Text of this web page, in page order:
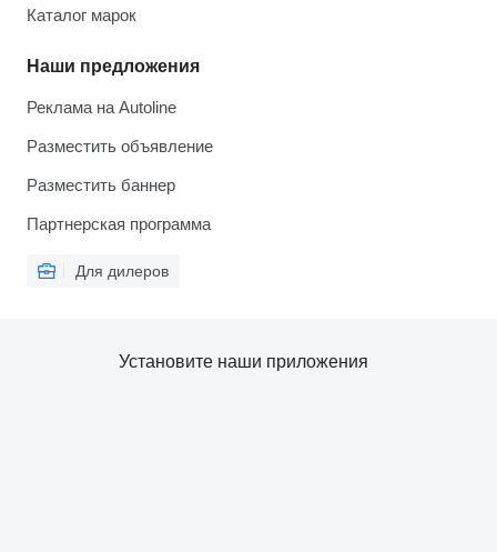
Каталог марок
Наши предложения
Реклама на Autoline
Разместить объявление
Разместить баннер
Партнерская программа
Для дилеров
Установите наши приложения